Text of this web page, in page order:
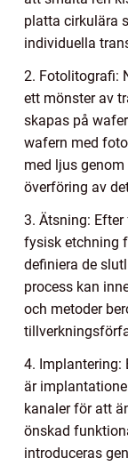
platta cirkulära
individuella
2. Fotolitografi:
ett mönster av
skapas på
wafern med
med ljus
överföring av
3. Ätsning:
fysisk etchning
definiera de
process kan
och metoder
4. Implantering:
är
kanaler för att
önskad
introduceras